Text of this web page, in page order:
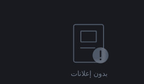
بدون إعلانات